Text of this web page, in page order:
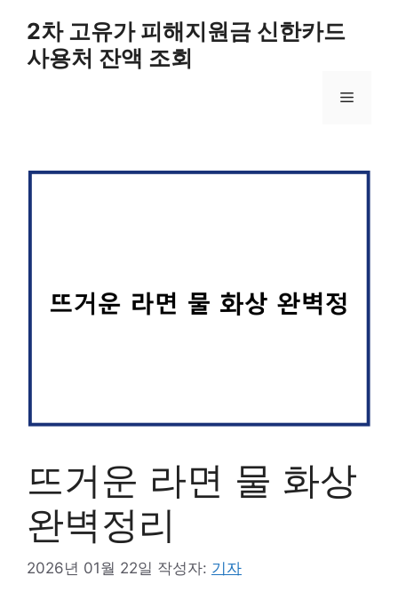
2차 고유가 피해지원금 신한카드
사용처 잔액 조회
메
뜨거운 라면 물 화상
완벽정리
2026년 01월 22일 작성자: 기자